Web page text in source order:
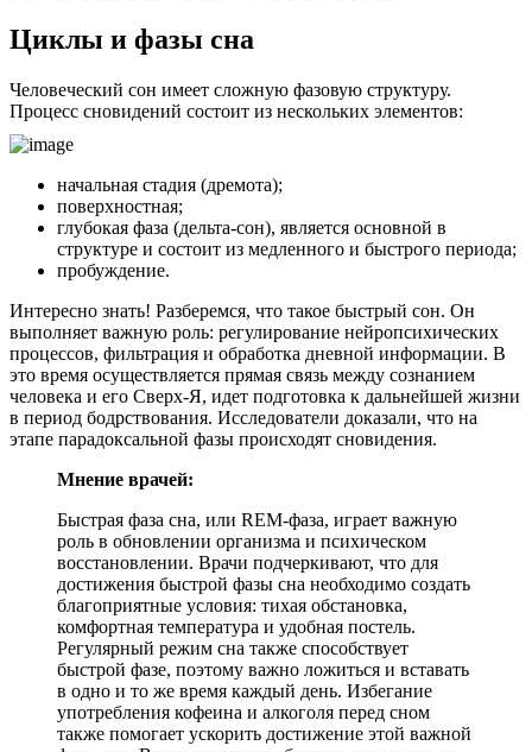
Циклы и фазы сна
Человеческий сон имеет сложную фазовую структуру.
Процесс сновидений состоит из нескольких элементов:
начальная стадия (дремота);
поверхностная;
глубокая фаза (дельта-сон), является основной в
структуре и состоит из медленного и быстрого периода;
пробуждение.
Интересно знать! Разберемся, что такое быстрый сон. Он
выполняет важную роль: регулирование нейропсихических
процессов, фильтрация и обработка дневной информации. В
это время осуществляется прямая связь между сознанием
человека и его Сверх-Я, идет подготовка к дальнейшей жизни
в период бодрствования. Исследователи доказали, что на
этапе парадоксальной фазы происходят сновидения.
Мнение врачей:
Быстрая фаза сна, или REM-фаза, играет важную
роль в обновлении организма и психическом
восстановлении. Врачи подчеркивают, что для
достижения быстрой фазы сна необходимо создать
благоприятные условия: тихая обстановка,
комфортная температура и удобная постель.
Регулярный режим сна также способствует
быстрой фазе, поэтому важно ложиться и вставать
в одно и то же время каждый день. Избегание
употребления кофеина и алкоголя перед сном
также помогает ускорить достижение этой важной